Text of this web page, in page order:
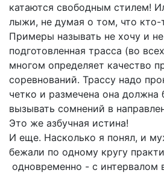
катаются свободным стилем!
лыжи, не думая о том, что кто-
Примеры называть не хочу и
подготовленная трасса (во
многом определяет качество
соревнований. Трассу надо
четко и размечена она должна
вызывать сомнений в
Это же азбучная истина!
И еще. Насколько я понял, и
бежали по одному кругу
одновременно - с интервалом